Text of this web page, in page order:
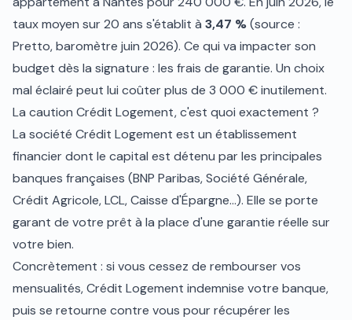
taux moyen sur 20 ans s'établit à 3,47 %(source :
Pretto, baromètre juin 2026). Ce qui va impacter son
budget dès la signature : les frais de garantie. Un choix
mal éclairé peut lui coûter plus de 3 000 € inutilement.
La caution Crédit Logement, c'est quoi exactement ?
La société Crédit Logement est un établissement
financier dont le capital est détenu par les principales
banques françaises (BNP Paribas, Société Générale,
Crédit Agricole, LCL, Caisse d'Épargne…). Elle se porte
garant de votre prêt à la place d'une garantie réelle sur
votre bien.
Concrètement : si vous cessez de rembourser vos
mensualités, Crédit Logement indemnise votre banque,
puis se retourne contre vous pour récupérer les